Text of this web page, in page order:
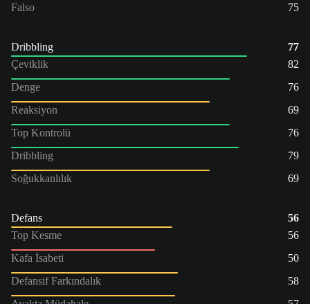
Falso
75
Dribbling
77
Çeviklik
82
Denge
76
Reaksiyon
69
Top Kontrolü
76
Dribbling
79
Soğukkanlılık
69
Defans
56
Top Kesme
56
Kafa İsabeti
50
Defansif Farkındalık
58